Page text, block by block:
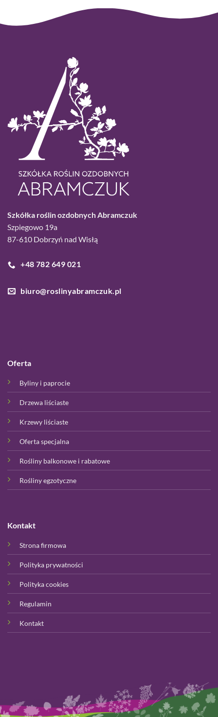
Szkółka roślin ozdobnych Abramczuk
Szpiegowo 19a
87-610 Dobrzyń nad Wisłą
+48 782 649 021
biuro@roslinyabramczuk.pl
Oferta
Byliny i paprocie
Drzewa liściaste
Krzewy liściaste
Oferta specjalna
Rośliny balkonowe i rabatowe
Rośliny egzotyczne
Kontakt
Strona firmowa
Polityka prywatności
Polityka cookies
Regulamin
Kontakt